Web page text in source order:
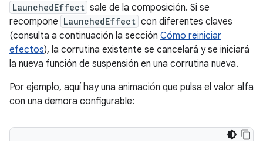
LaunchedEffect sale de la composición. Si se
recompone LaunchedEffect con diferentes claves
(consulta a continuación la sección Cómo reiniciar
efectos), la corrutina existente se cancelará y se iniciará
la nueva función de suspensión en una corrutina nueva.
Por ejemplo, aquí hay una animación que pulsa el valor alfa
con una demora configurable: